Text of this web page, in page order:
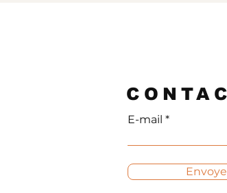
E-mail